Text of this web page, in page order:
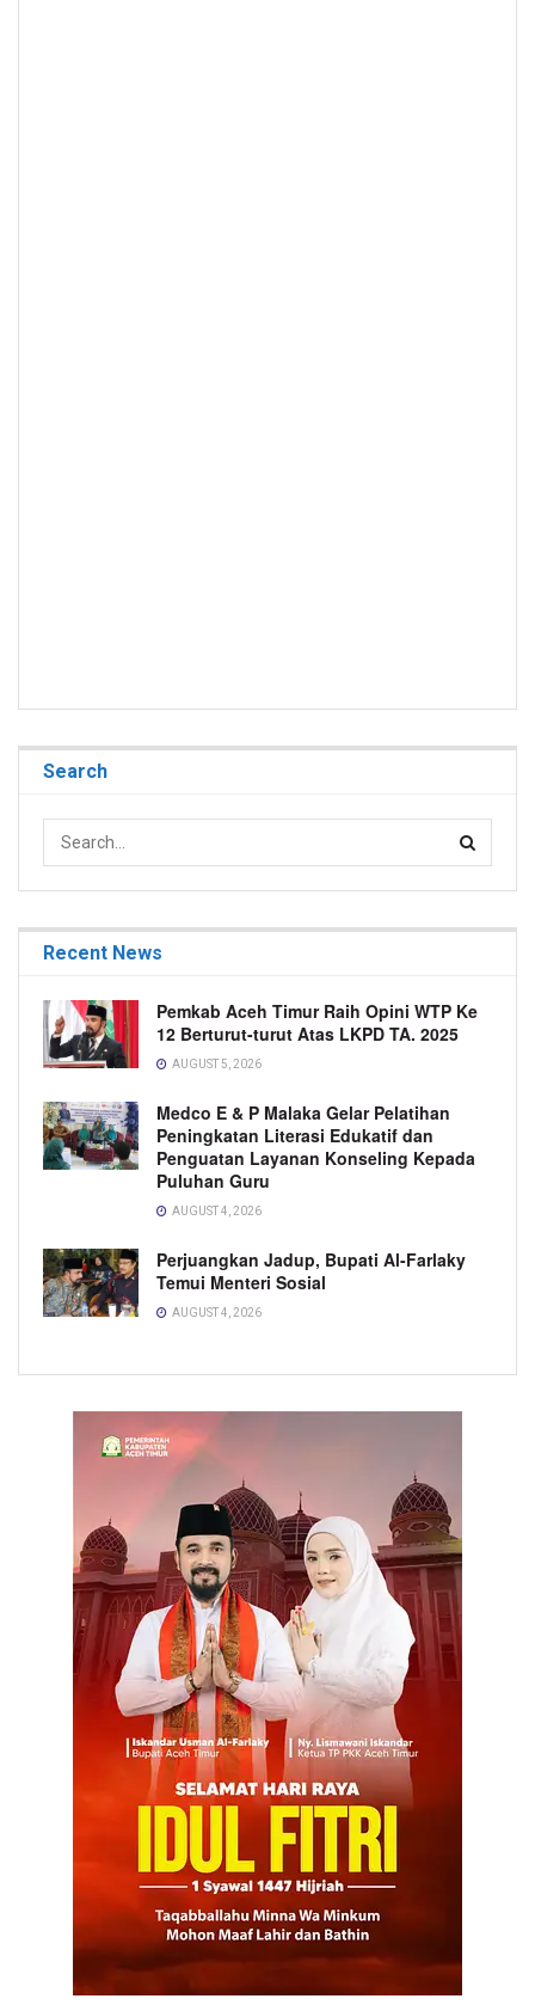
Search
Recent News
Pemkab Aceh Timur Raih Opini WTP Ke
12 Berturut-turut Atas LKPD TA. 2025
AUGUST 5, 2026
Medco E & P Malaka Gelar Pelatihan
Peningkatan Literasi Edukatif dan
Penguatan Layanan Konseling Kepada
Puluhan Guru
AUGUST 4, 2026
Perjuangkan Jadup, Bupati Al-Farlaky
Temui Menteri Sosial
AUGUST 4, 2026